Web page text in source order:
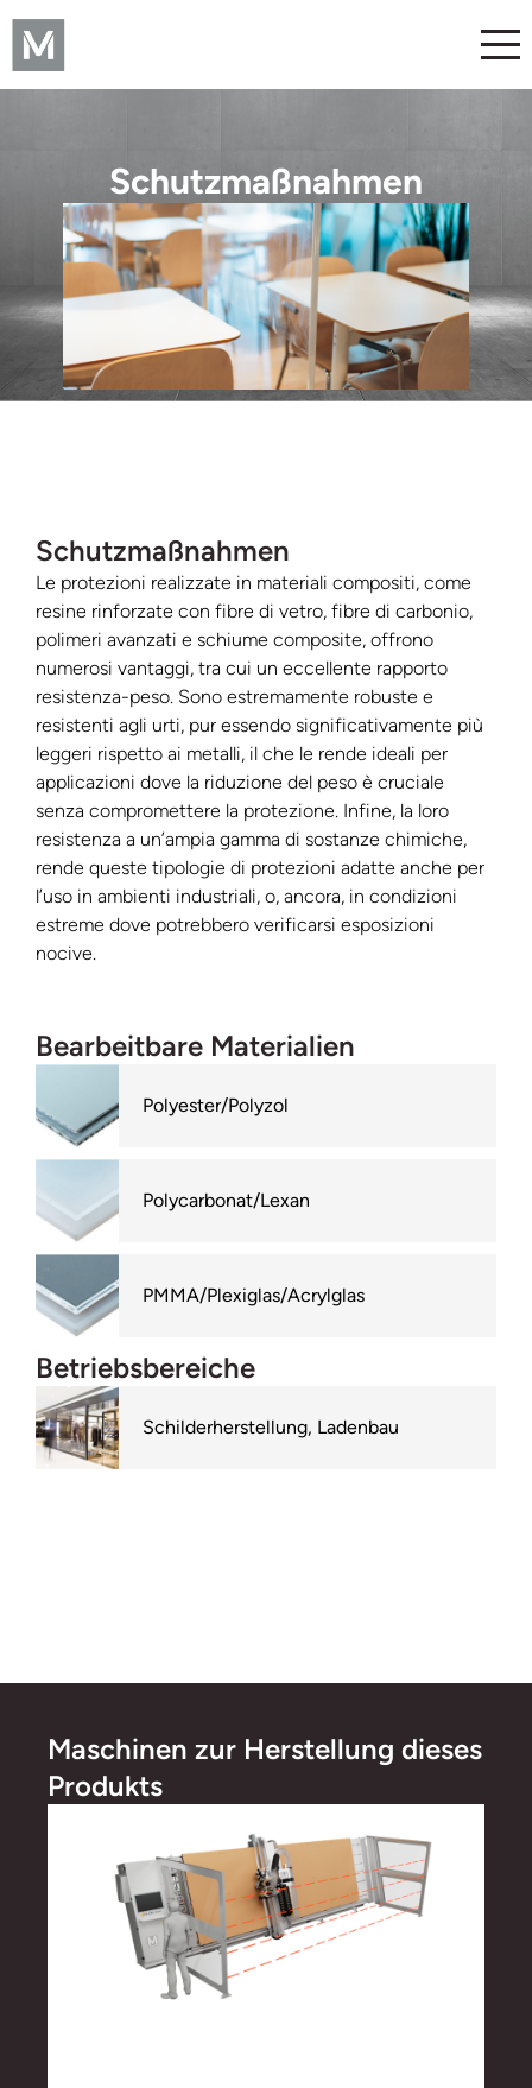
Schutzmaßnahmen
Schutzmaßnahmen
Le protezioni realizzate in materiali compositi, come
resine rinforzate con fibre di vetro, fibre di carbonio,
polimeri avanzati e schiume composite, offrono
numerosi vantaggi, tra cui un eccellente rapporto
resistenza-peso. Sono estremamente robuste e
resistenti agli urti, pur essendo significativamente più
leggeri rispetto ai metalli, il che le rende ideali per
applicazioni dove la riduzione del peso è cruciale
senza compromettere la protezione. Infine, la loro
resistenza a un’ampia gamma di sostanze chimiche,
rende queste tipologie di protezioni adatte anche per
l’uso in ambienti industriali, o, ancora, in condizioni
estreme dove potrebbero verificarsi esposizioni
nocive.
Bearbeitbare Materialien
Polyester/Polyzol
Polycarbonat/Lexan
PMMA/Plexiglas/Acrylglas
Betriebsbereiche
Schilderherstellung, Ladenbau
Maschinen zur Herstellung dieses
Produkts